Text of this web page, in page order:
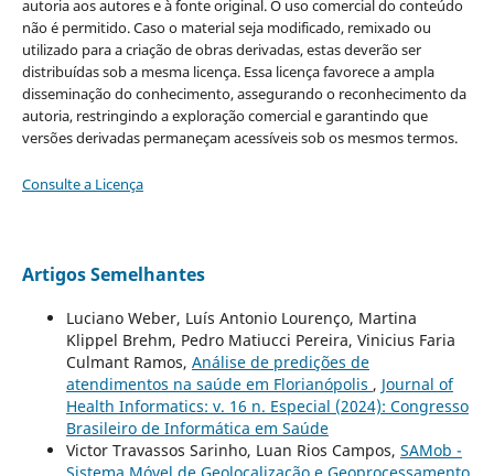
autoria aos autores e à fonte original. O uso comercial do conteúdo
não é permitido. Caso o material seja modificado, remixado ou
utilizado para a criação de obras derivadas, estas deverão ser
distribuídas sob a mesma licença. Essa licença favorece a ampla
disseminação do conhecimento, assegurando o reconhecimento da
autoria, restringindo a exploração comercial e garantindo que
versões derivadas permaneçam acessíveis sob os mesmos termos.
Consulte a Licença
Artigos Semelhantes
Luciano Weber, Luís Antonio Lourenço, Martina
Klippel Brehm, Pedro Matiucci Pereira, Vinicius Faria
Culmant Ramos, Análise de predições de
atendimentos na saúde em Florianópolis , Journal of
Health Informatics: v. 16 n. Especial (2024): Congresso
Brasileiro de Informática em Saúde
Victor Travassos Sarinho, Luan Rios Campos, SAMob -